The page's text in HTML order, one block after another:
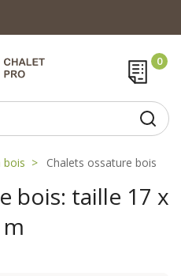
bois Chalets ossature bois
bois: taille 17 x